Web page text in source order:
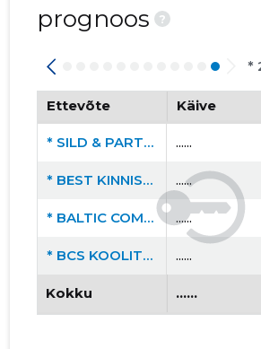
prognoos
?
*
Ettevõte Käive
* SILD & PARTNERS OÜ ......
* BEST KINNISVARA OÜ ......
* BALTIC COMPUTER SYSTEMS AS ......
* BCS KOOLITUS AS ......
Kokku ......